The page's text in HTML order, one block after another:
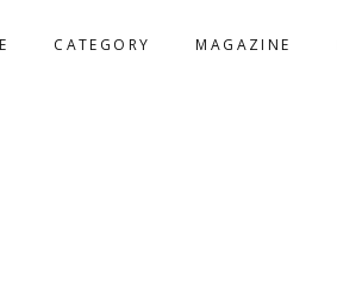
CATEGORY MAGAZINE